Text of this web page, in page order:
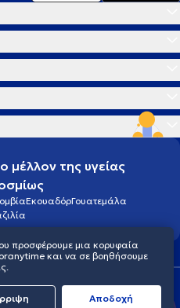
της υγείας
ΕκουαδόρΓουατεμάλα
προσωπικού απορρήτου
προσφέρουμε μια κορυφαία
και να σε βοηθήσουμε
Aποδοχή